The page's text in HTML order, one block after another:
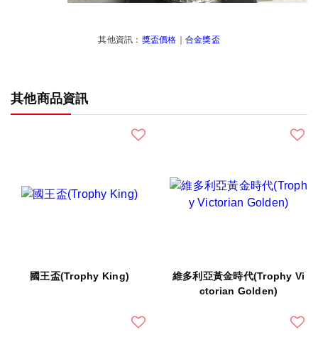
其他資訊： 獎盃價格 合金獎盃
其他商品資訊
國王盃(Trophy King)
維多利亞黃金時代(Trophy Vi
ctorian Golden)